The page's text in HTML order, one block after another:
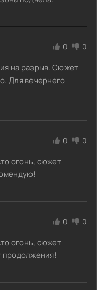
0 0
на разрыв. Сюжет
Для вечернего
0 0
огонь, сюжет
0 0
огонь, сюжет
продолжения!